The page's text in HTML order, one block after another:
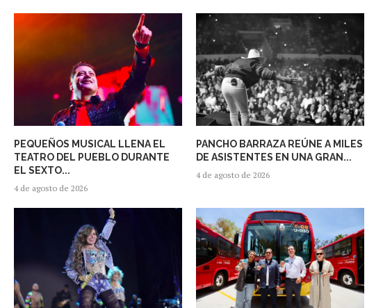
PEQUEÑOS MUSICAL LLENA EL
TEATRO DEL PUEBLO DURANTE
EL SEXTO...
4 de agosto de 2026
PANCHO BARRAZA REÚNE A MILES
DE ASISTENTES EN UNA GRAN...
4 de agosto de 2026